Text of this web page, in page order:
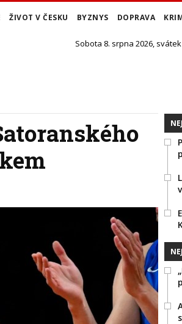
ŽIVOT V ČESKU BYZNYS DOPRAVA
Sobota 8. srpna 2026,